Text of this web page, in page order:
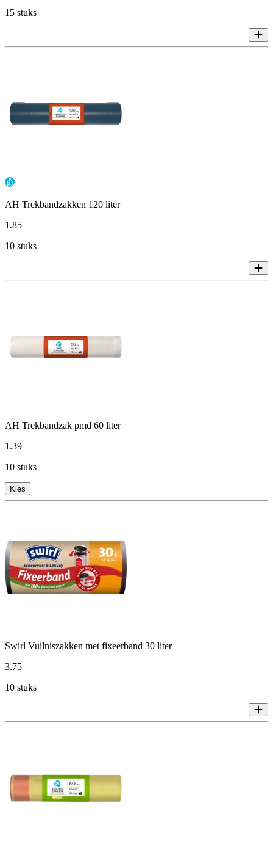
15 stuks
AH Trekbandzakken 120 liter
1.85
10 stuks
AH Trekbandzak pmd 60 liter
1.39
10 stuks
Kies
Swirl Vuilniszakken met fixeerband 30 liter
3.75
10 stuks